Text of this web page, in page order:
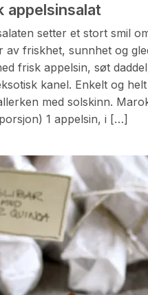
appelsinsalat
setter et stort smil
av friskhet, sunnhet og
frisk appelsin, søt
kanel. Enkelt og
med solskinn.
1 appelsin, i […]